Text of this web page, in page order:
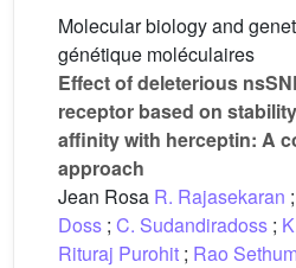
Molecular biology and
génétique moléculaires
Effect of deleterious
receptor based on
affinity with herceptin: A
approach
Jean Rosa R. Rajasekaran ;
Doss ; C. Sudandiradoss ;
Rituraj Purohit ; Rao